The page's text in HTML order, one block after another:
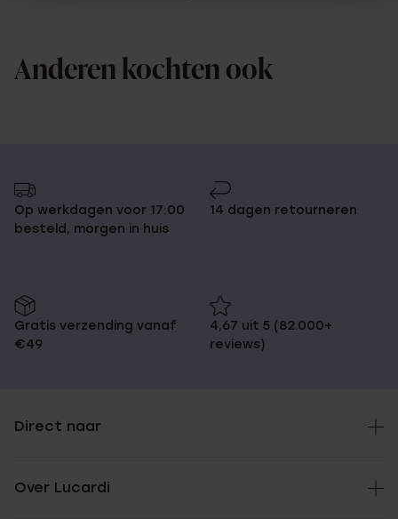
Anderen kochten ook
Op werkdagen voor 17:00
besteld, morgen in huis
14 dagen retourneren
Gratis verzending vanaf
€49
4,67 uit 5 (82.000+
reviews)
Direct naar
Over Lucardi